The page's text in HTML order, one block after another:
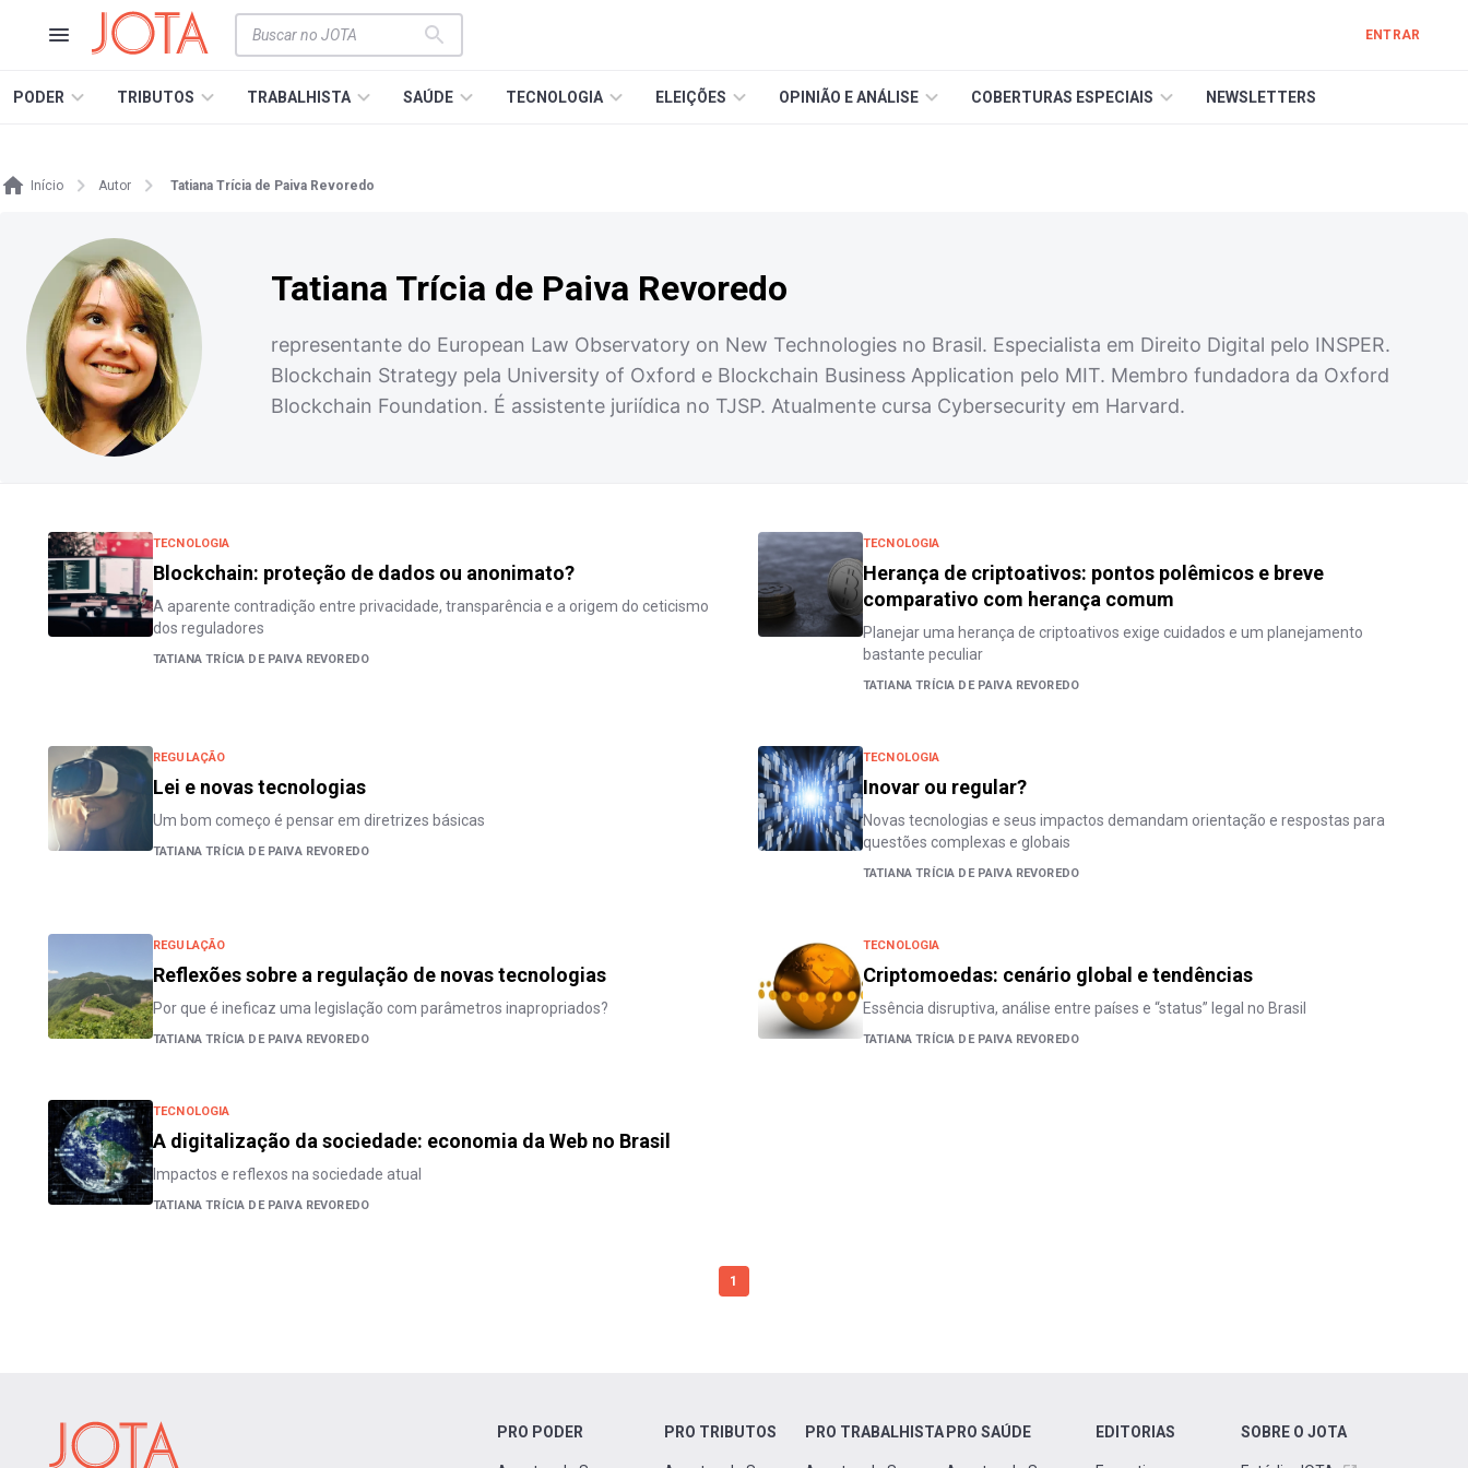
ENTRAR
PODER TRIBUTOS TRABALHISTA SAÚDE TECNOLOGIA ELEIÇÕES OPINIÃO E ANÁLISE COBERTURAS ESPECIAIS NEWSLETTERS
Início Autor Tatiana Trícia de Paiva Revoredo
Tatiana Trícia de Paiva Revoredo
representante do European Law Observatory on New Technologies no Brasil. Especialista em Direito Digital pelo INSPER.
Blockchain Strategy pela University of Oxford e Blockchain Business Application pelo MIT. Membro fundadora da Oxford
Blockchain Foundation. É assistente juriídica no TJSP. Atualmente cursa Cybersecurity em Harvard.
TECNOLOGIA
Blockchain: proteção de dados ou anonimato?
A aparente contradição entre privacidade, transparência e a origem do ceticismo
dos reguladores
TATIANA TRÍCIA DE PAIVA REVOREDO
TECNOLOGIA
Herança de criptoativos: pontos polêmicos e breve
comparativo com herança comum
Planejar uma herança de criptoativos exige cuidados e um planejamento
bastante peculiar
TATIANA TRÍCIA DE PAIVA REVOREDO
REGULAÇÃO
Lei e novas tecnologias
Um bom começo é pensar em diretrizes básicas
TATIANA TRÍCIA DE PAIVA REVOREDO
TECNOLOGIA
Inovar ou regular?
Novas tecnologias e seus impactos demandam orientação e respostas para
questões complexas e globais
TATIANA TRÍCIA DE PAIVA REVOREDO
REGULAÇÃO
Reflexões sobre a regulação de novas tecnologias
Por que é ineficaz uma legislação com parâmetros inapropriados?
TATIANA TRÍCIA DE PAIVA REVOREDO
TECNOLOGIA
Criptomoedas: cenário global e tendências
Essência disruptiva, análise entre países e “status” legal no Brasil
TATIANA TRÍCIA DE PAIVA REVOREDO
TECNOLOGIA
A digitalização da sociedade: economia da Web no Brasil
Impactos e reflexos na sociedade atual
TATIANA TRÍCIA DE PAIVA REVOREDO
1
PRO PODER PRO TRIBUTOS PRO TRABALHISTA PRO SAÚDE EDITORIAS SOBRE O JOTA